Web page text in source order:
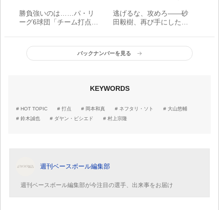
勝負強いのは……パ・リ
ーグ6球団「チーム打点
逃げるな、攻めろ――砂
田毅樹、再び手にした自
in progress -
バックナンバーを見る
KEYWORDS
HOT TOPIC 打点 岡本和真 ネフタリ・ソト
大山悠輔
鈴木誠也
ダヤン・ビシエド 村上宗隆
週刊ベースボール編集部
週刊ベースボール編集部が今注目の選手、出来事をお届け